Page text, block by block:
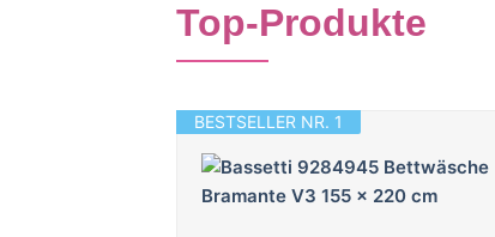
Top-Produkte
BESTSELLER NR. 1